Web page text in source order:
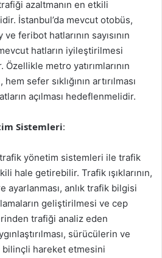
azaltmanın en etkili
İstanbul’da mevcut otobüs,
feribot hatlarının sayısının
hatların iyileştirilmesi
metro yatırımlarının
hem sefer sıklığının artırılması
açılması hedeflenmelidir.
Sistemleri:
trafik yönetim sistemleri ile trafik
hale getirebilir. Trafik ışıklarının,
ayarlanması, anlık trafik bilgisi
geliştirilmesi ve cep
trafiği analiz eden
sürücülerin ve
bilinçli hareket etmesini